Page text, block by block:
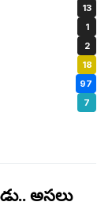
13
1
2
18
97
7
అసలు